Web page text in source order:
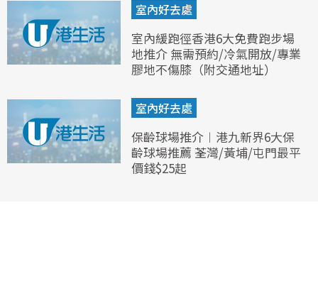
室內好去處
室內緩跑徑香港6大免費跑步場
地推介 無需預約/冷氣開放/專業
膠地不傷膝（附交通地址）
室內好去處
保齡球場推介︱港九新界6大保
齡球場推薦 荃灣/黃埔/屯門最平
價錢$25起